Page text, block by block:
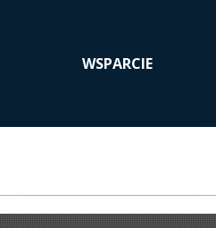
WSPARCIE